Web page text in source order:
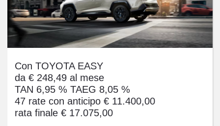
Con TOYOTA EASY
da € 248,49 al mese
TAN 6,95 % TAEG 8,05 %
47 rate con anticipo € 11.400,00
rata finale € 17.075,00